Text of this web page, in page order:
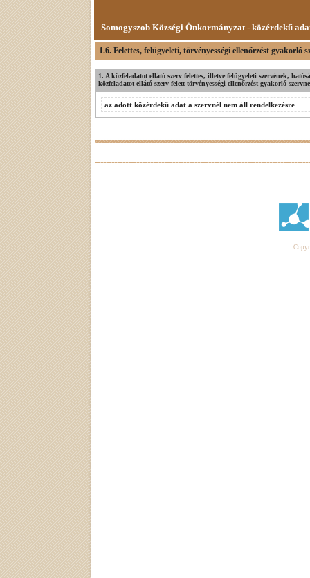
Somogyszob Községi Önkormányzat - közérdekű
1.6. Felettes, felügyeleti, törvényességi ellenőrzést gyakorló
1. A közfeladatot ellátó szerv felettes, illetve felügyeleti szervének,
közfeladatot ellátó szerv felett törvényességi ellenőrzést gyakorló
az adott közérdekű adat a szervnél nem áll rendelkezésre